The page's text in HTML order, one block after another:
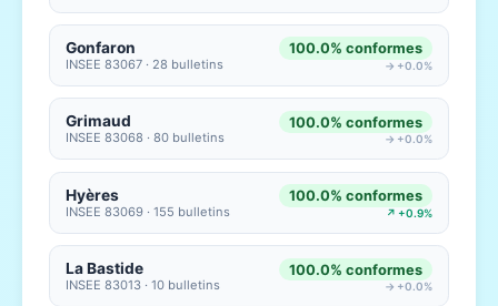
Gonfaron
INSEE 83067 · 28 bulletins
100.0% conformes
→ +0.0%
Grimaud
INSEE 83068 · 80 bulletins
100.0% conformes
→ +0.0%
Hyères
INSEE 83069 · 155 bulletins
100.0% conformes
↗ +0.9%
La Bastide
INSEE 83013 · 10 bulletins
100.0% conformes
→ +0.0%